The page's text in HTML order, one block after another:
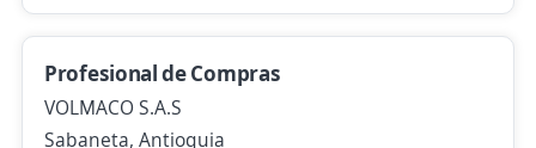
Ayudante de electricidad
4,8
AGENCIA DE EMPLEO COMFAMA
Profesional de Compras
VOLMACO S.A.S
Sabaneta, Antioquia